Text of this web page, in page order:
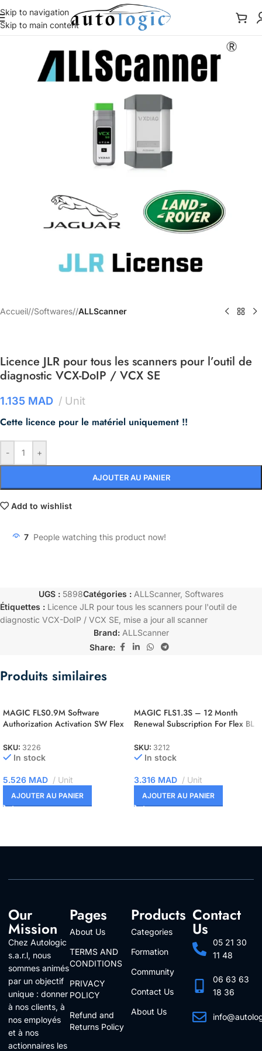
Skip to navigation
Skip to main content
Accueil/ Softwares/ ALLScanner
Licence JLR pour tous les scanners pour l’outil de
diagnostic VCX-DoIP / VCX SE
1.135 MAD Unit
Cette licence pour le matériel uniquement !!
- +
AJOUTER AU PANIER
Add to wishlist
7 People watching this product now!
UGS : 5898Catégories : ALLScanner, Softwares
Étiquettes : Licence JLR pour tous les scanners pour l'outil de
diagnostic VCX-DoIP / VCX SE mise a jour all scanner
Brand: ALLScanner
Share:
Produits similaires
MAGIC FLS0.9M Software
Authorization Activation SW Flex
SKU: 3226
In stock
5.526 MAD Unit
AJOUTER AU PANIER
MAGIC FLS1.3S – 12 Month
Renewal Subscription For Flex BL
SKU: 3212
In stock
3.316 MAD Unit
AJOUTER AU PANIER
Our
Mission
Chez Autologic
s.a.r.l, nous
sommes animés
par un objectif
unique : donner
à nos clients, à
nos employés
et à nos
actionnaires les
Pages
About Us
TERMS AND
CONDITIONS
PRIVACY
POLICY
Refund and
Returns Policy
Products
Categories
Formation
Community
Contact Us
About Us
Contact
Us
05 21 30
11 48
06 63 63
18 36